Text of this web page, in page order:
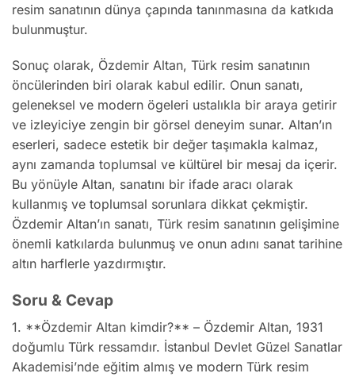
resim sanatının dünya çapında tanınmasına da katkıda
bulunmuştur.
Sonuç olarak, Özdemir Altan, Türk resim sanatının
öncülerinden biri olarak kabul edilir. Onun sanatı,
geleneksel ve modern ögeleri ustalıkla bir araya getirir
ve izleyiciye zengin bir görsel deneyim sunar. Altan’ın
eserleri, sadece estetik bir değer taşımakla kalmaz,
aynı zamanda toplumsal ve kültürel bir mesaj da içerir.
Bu yönüyle Altan, sanatını bir ifade aracı olarak
kullanmış ve toplumsal sorunlara dikkat çekmiştir.
Özdemir Altan’ın sanatı, Türk resim sanatının gelişimine
önemli katkılarda bulunmuş ve onun adını sanat tarihine
altın harflerle yazdırmıştır.
Soru & Cevap
1. **Özdemir Altan kimdir?** – Özdemir Altan, 1931
doğumlu Türk ressamdır. İstanbul Devlet Güzel Sanatlar
Akademisi’nde eğitim almış ve modern Türk resim